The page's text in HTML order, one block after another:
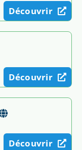
Découvrir
Découvrir
Découvrir